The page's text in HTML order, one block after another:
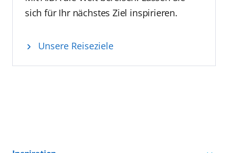
sich für Ihr nächstes Ziel inspirieren.
Unsere Reiseziele